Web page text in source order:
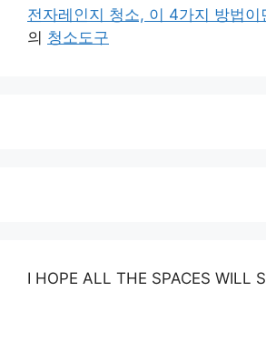
전자레인지 청소, 이 4가지 방법이
의 청소도구
I HOPE ALL THE SPACES WILL